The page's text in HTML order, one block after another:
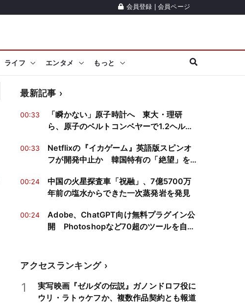
会員登録 会員ページ
ライフ エンタメ もっと
最新記事
00:33
「瞬かない」原子時計へ 東大・理研
ら、原子のベルトコンベヤーで1.2ヘルツ
00:33
Netflixの『イカゲーム』英語版スピンオ
フが開発中止か 韓国特有の「絶望」を
00:24
中国の火星探査車「祝融」、7億5700万
年前の塩水からできた一次蒸発岩を発見
00:24
Adobe、ChatGPT向け無料プラグイン公
開 Photoshopなど70超のツールを自動
アクセスランキング
1
実写映画『ゼルダの伝説』ガノンドロフ役に
ウリ・ラトゥケフか、複数作品契約とも報道